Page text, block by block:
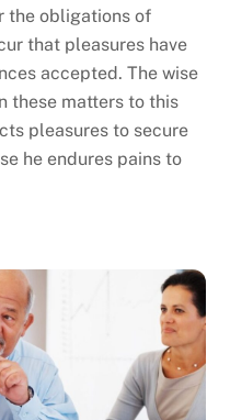
the obligations of
that pleasures have
accepted. The wise
these matters to this
pleasures to secure
he endures pains to